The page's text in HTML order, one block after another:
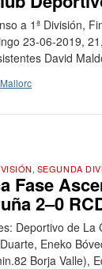
a 1ª División,
23-06-2019,
David
Mallorc
, SEGUNDA
Fase
2–0
Deportivo de La
Eneko
Borja Valle),